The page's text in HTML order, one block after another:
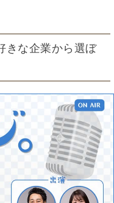
きな企業から選ぼ